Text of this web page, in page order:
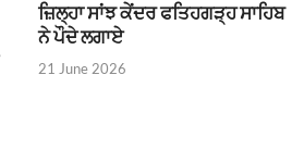
ਜ਼ਿਲ੍ਹਾ ਸਾਂਝ ਕੇਂਦਰ ਫਤਿਹਗੜ੍ਹ ਸਾਹਿਬ
ਨੇ ਪੌਦੇ ਲਗਾਏ
21 June 2026